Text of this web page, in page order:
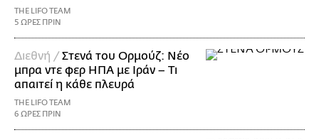
THE LIFO TEAM
5 ΩΡΕΣ ΠΡΙΝ
Διεθνή /Στενά του Ορμούζ: Νέο
μπρα ντε φερ ΗΠΑ με Ιράν – Τι
απαιτεί η κάθε πλευρά
THE LIFO TEAM
6 ΩΡΕΣ ΠΡΙΝ